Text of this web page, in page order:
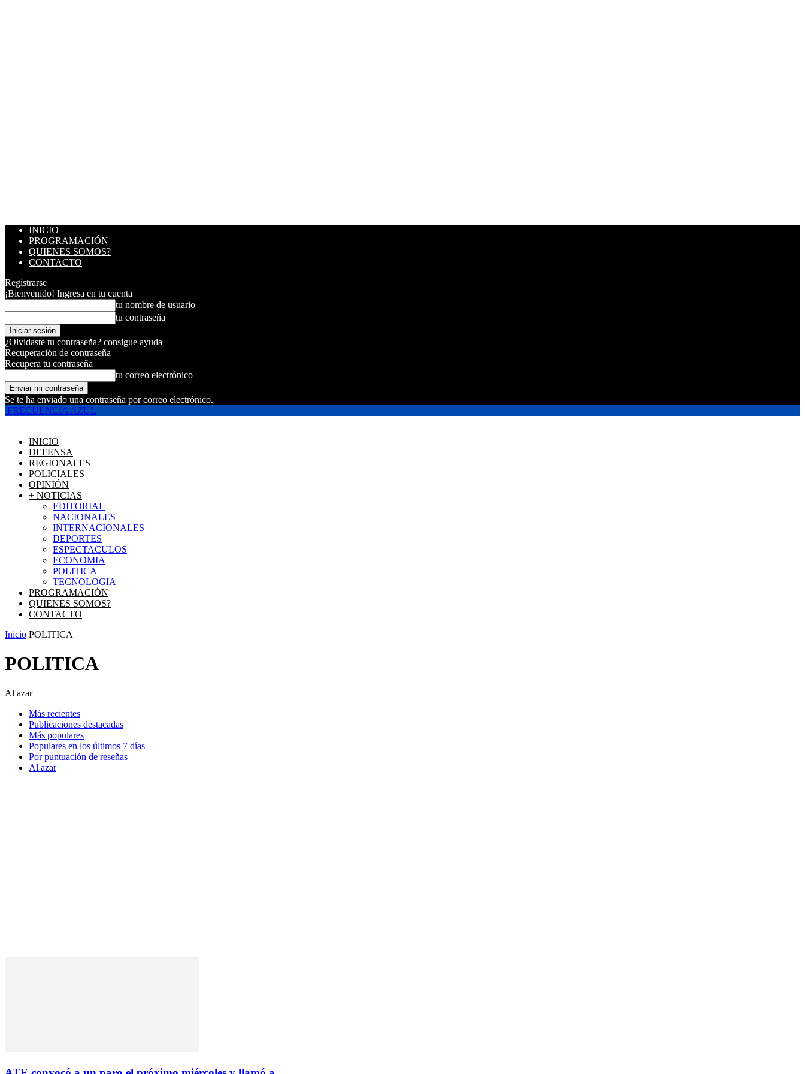
INICIO
PROGRAMACIÓN
QUIENES SOMOS?
CONTACTO
Registrarse
¡Bienvenido! Ingresa en tu cuenta
tu nombre de usuario
tu contraseña
¿Olvidaste tu contraseña? consigue ayuda
Recuperación de contraseña
Recupera tu contraseña
tu correo electrónico
Se te ha enviado una contraseña por correo electrónico.
FRECUENCIA AZUL
INICIO
DEFENSA
REGIONALES
POLICIALES
OPINIÓN
+ NOTICIAS
EDITORIAL
NACIONALES
INTERNACIONALES
DEPORTES
ESPECTACULOS
ECONOMIA
POLITICA
TECNOLOGIA
PROGRAMACIÓN
QUIENES SOMOS?
CONTACTO
Inicio POLITICA
POLITICA
Al azar
Más recientes
Publicaciones destacadas
Más populares
Populares en los últimos 7 días
Por puntuación de reseñas
Al azar